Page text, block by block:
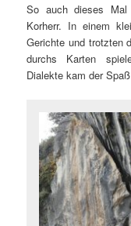
So auch dieses Mal
Korherr. In einem
Gerichte und trotzten
durchs Karten
Dialekte kam der